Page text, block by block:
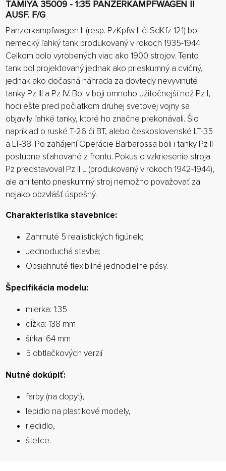
TAMIYA 35009 - 1:35 PANZERKAMPFWAGEN II
AUSF. F/G
Panzerkampfwagen II (resp. PzKpfw II či SdKfz 121) bol
nemecký ľahký tank produkovaný v rokoch 1935-1944.
Celkom bolo vyrobených viac ako 1900 strojov. Tento
tank bol projektovaný jednak ako prieskumný a cvičný,
jednak ako dočasná náhrada za dovtedy nevyvinuté
tanky Pz III a Pz IV. Bol v boji omnoho užitočnejší než Pz I,
hoci ešte pred počiatkom druhej svetovej vojny sa
objavily ľahké tanky, ktoré ho značne prekonávali. Šlo
napríklad o ruské T-26 či BT, alebo československé LT-35
a LT-38. Po zahájení Operácie Barbarossa boli i tanky Pz II
postupne sťahované z frontu. Pokus o vzkriesenie stroja
Pz predstavoval Pz II L (produkovaný v rokoch 1942-1944),
ale ani tento prieskumný stroj nemožno považovať za
nejako obzvlášť úspešný.
Charakteristika stavebnice:
Zahrnuté 5 realistických figúriek;
Jednoduchá stavba;
Obsiahnuté flexibilné jednodielne pásy.
Špecifikácia modelu:
mierka: 1:35
dĺžka: 138 mm
šírka: 64 mm
5 obtlačkových verzií
Nutné dokúpiť:
farby (na dopyt),
lepidlo na plastikové modely,
riedidlo,
štetce.